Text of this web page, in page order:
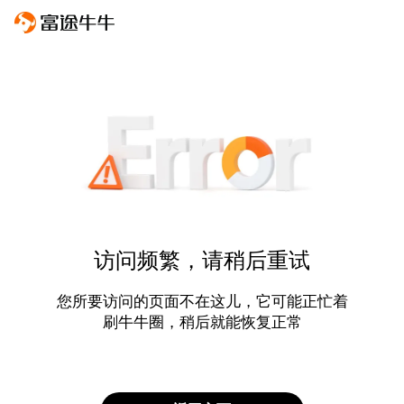
访问频繁，请稍后重试
您所要访问的页面不在这儿，它可能正忙着
刷牛牛圈，稍后就能恢复正常